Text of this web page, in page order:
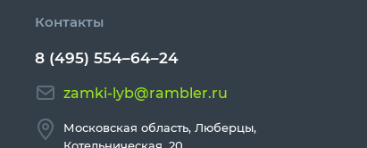
Контакты
8 (495) 554–64–24
zamki-lyb@rambler.ru
Московская область, Люберцы,